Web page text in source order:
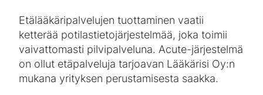
Etälääkäripalvelujen tuottaminen vaatii
ketterää potilastietojärjestelmää, joka toimii
vaivattomasti pilvipalveluna. Acute-järjestelmä
on ollut etäpalveluja tarjoavan Lääkärisi Oy:n
mukana yrityksen perustamisesta saakka.